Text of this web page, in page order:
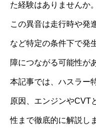
た経験はありませんか。
この異音は走行時や発
など特定の条件下で発
障につながる可能性が
本記事では、ハスラー
原因、エンジンやCVT
性まで徹底的に解説し